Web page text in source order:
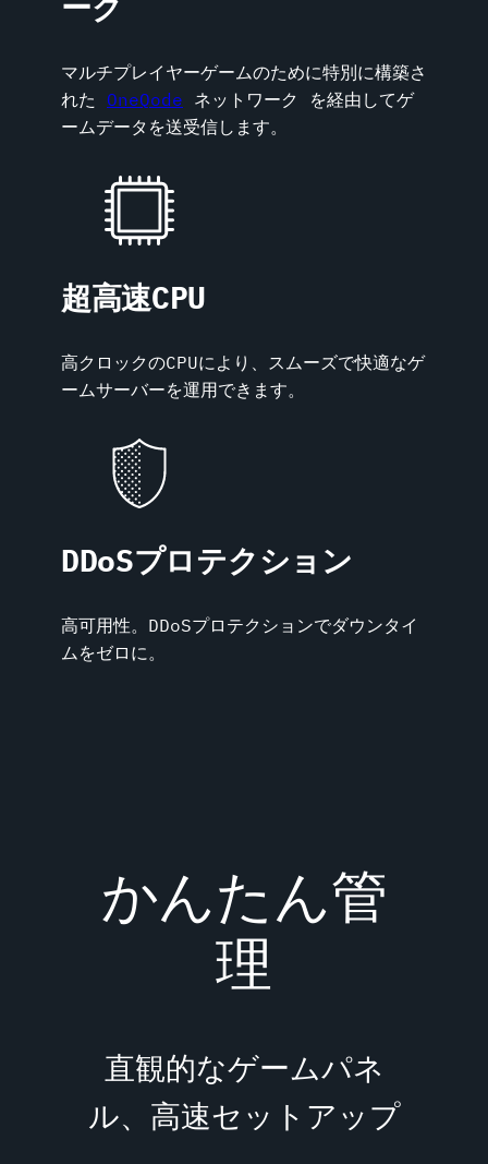
マルチプレイヤーゲームのために特別に構築さ
れた OneQode ネットワーク を経由してゲ
ームデータを送受信します。
超高速CPU
高クロックのCPUにより、スムーズで快適なゲ
ームサーバーを運用できます。
DDoSプロテクション
高可用性。DDoSプロテクションでダウンタイ
ムをゼロに。
かんたん管
理
直観的なゲームパネ
ル、高速セットアップ